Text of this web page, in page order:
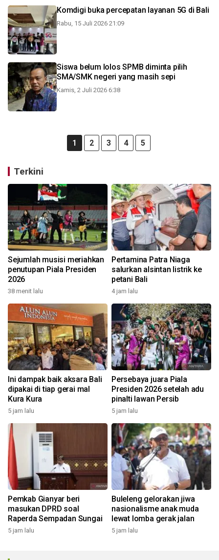
Komdigi buka percepatan layanan 5G di Bali
Rabu, 15 Juli 2026 21:09
Siswa belum lolos SPMB diminta pilih
SMA/SMK negeri yang masih sepi
Kamis, 2 Juli 2026 6:38
1 2 3 4 5
Terkini
Sejumlah musisi meriahkan
penutupan Piala Presiden
2026
38 menit lalu
Pertamina Patra Niaga
salurkan alsintan listrik ke
petani Bali
4 jam lalu
Ini dampak baik aksara Bali
dipakai di tiap gerai mal
Kura Kura
5 jam lalu
Persebaya juara Piala
Presiden 2026 setelah adu
pinalti lawan Persib
5 jam lalu
Pemkab Gianyar beri
masukan DPRD soal
Raperda Sempadan Sungai
5 jam lalu
Buleleng gelorakan jiwa
nasionalisme anak muda
lewat lomba gerak jalan
5 jam lalu